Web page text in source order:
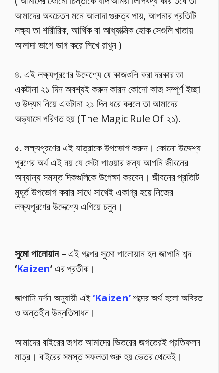
আমাদের অবচেতন মনে আলাদা গুরুত্ব পায়, আপনার প্রতিটি
লক্ষ্য তা শারীরিক, আর্থিক বা আধ্যাত্মিক হোক সেগুলি খাতায়
আলাদা ভাগে ভাগ করে লিখে রাখুন )
৪. এই লক্ষ্যপূরণের উদ্দেশ্যে যে কাজগুলি করা দরকার তা
একটানা ২১ দিন অবশ্যই করুন কারন কোনো কাজ সম্পূর্ণ ইচ্ছা
ও উদ্যম নিয়ে একটানা ২১ দিন ধরে করলে তা আমাদের
অভ্যাসে পরিণত হয় (The Magic Rule Of ২১).
৫. লক্ষ্যপূরণের এই যাত্রাকে উপভোগ করুন। কোনো উদ্দেশ্য
পূরণের অর্থ এই নয় যে সেটা পাওয়ার জন্য আপনি জীবনের
অন্যান্য সমস্ত দিকগুলিকে উপেক্ষা করবেন। জীবনের প্রতিটি
মুহূর্ত উপভোগ করার সাথে সাথেই একাগ্র হয়ে নিজের
লক্ষ্যপূরণের উদ্দেশ্যে এগিয়ে চলুন।
সুমো পালোয়ান – এই গল্পের সুমো পালোয়ান হল জাপানি শব্দ
‘Kaizen’এর প্রতীক।
জাপানি দর্শন অনুযায়ী এই‘Kaizen’শব্দের অর্থ হলো অবিরত
ও অন্তহীন উন্নতিসাধন।
আমাদের বাইরের জগত আমাদের ভিতরের জগতেরই প্রতিফলন
মাত্র। বাইরের সমস্ত সফলতা শুরু হয় ভেতর থেকেই।